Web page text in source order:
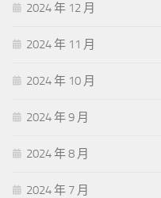
2024 年 12 月
2024 年 11 月
2024 年 10 月
2024 年 9 月
2024 年 8 月
2024 年 7 月